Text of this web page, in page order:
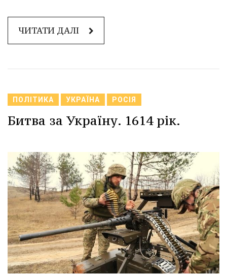
ЧИТАТИ ДАЛІ
ПОЛІТИКА УКРАЇНА РОСІЯ
Битва за Україну. 1614 рік.